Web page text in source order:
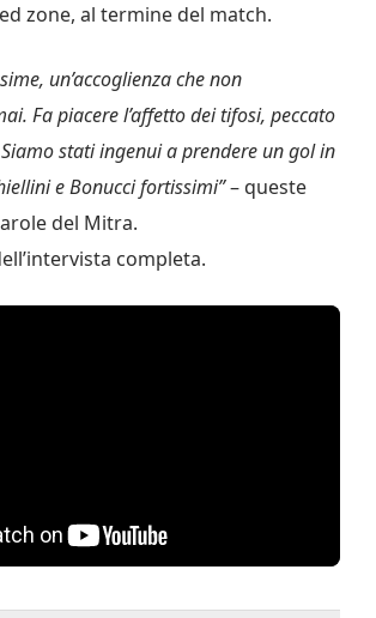
zone, al termine del match.
un’accoglienza che non
Fa piacere l’affetto dei tifosi, peccato
stati ingenui a prendere un gol in
e Bonucci fortissimi”– queste
del Mitra.
completa.